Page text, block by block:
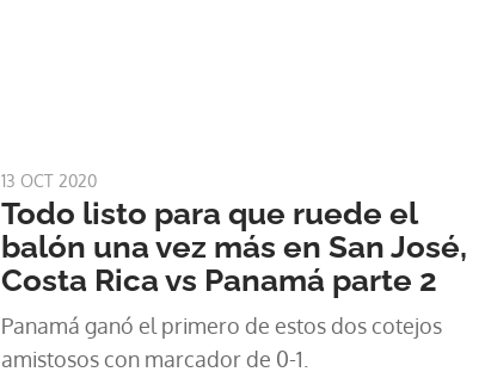
13 OCT 2020
Todo listo para que ruede el
balón una vez más en San José,
Costa Rica vs Panamá parte 2
Panamá ganó el primero de estos dos cotejos
amistosos con marcador de 0-1.